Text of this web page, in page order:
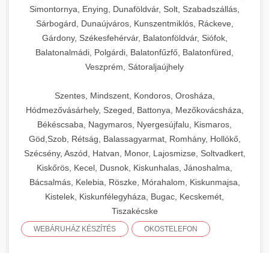
Simontornya, Enying, Dunaföldvár, Solt, Szabadszállás,
Sárbogárd, Dunaújváros, Kunszentmiklós, Ráckeve,
Gárdony, Székesfehérvár, Balatonföldvár, Siófok,
Balatonalmádi, Polgárdi, Balatonfűzfő, Balatonfüred,
Veszprém, Sátoraljaújhely
Szentes, Mindszent, Kondoros, Orosháza,
Hódmezővásárhely, Szeged, Battonya, Mezőkovácsháza,
Békéscsaba, Nagymaros, Nyergesújfalu, Kismaros,
Göd,Szob, Rétság, Balassagyarmat, Romhány, Hollókő,
Szécsény, Aszód, Hatvan, Monor, Lajosmizse, Soltvadkert,
Kiskőrös, Kecel, Dusnok, Kiskunhalas, Jánoshalma,
Bácsalmás, Kelebia, Röszke, Mórahalom, Kiskunmajsa,
Kistelek, Kiskunfélegyháza, Bugac, Kecskemét,
Tiszakécske
WEBÁRUHÁZ KÉSZÍTÉS OKOSTELEFON